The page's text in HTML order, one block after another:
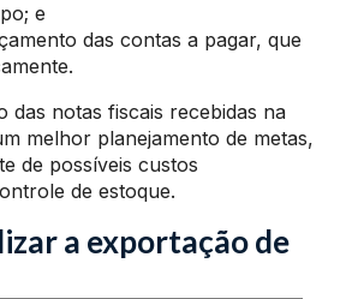
e
das contas a pagar, que
das notas fiscais recebidas na
melhor planejamento de metas,
de possíveis custos
de estoque.
a exportação de